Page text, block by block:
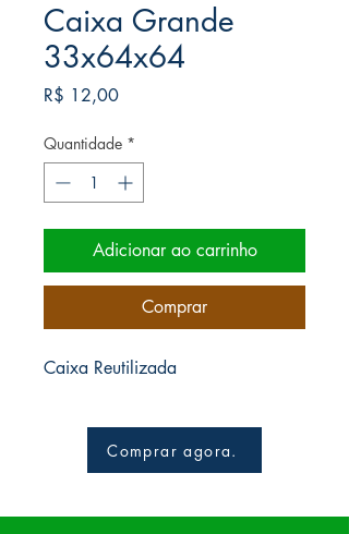
Caixa Grande
33x64x64
R$ 12,00Preço
Quantidade *
Adicionar ao carrinho
Comprar
Caixa Reutilizada
Comprar agora.